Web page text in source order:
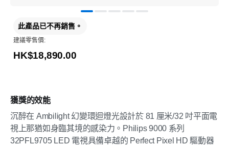
獲獎的效能
沉醉在 Ambilight 幻變環迴燈光設計於 81 厘米/32 吋平面電
視上那猶如身臨其境的感染力。Philips 9000 系列
32PFL9705 LED 電視具備卓越的 Perfect Pixel HD 驅動器
此產品已不再銷售。
建議零售價:
HK$18,890.00